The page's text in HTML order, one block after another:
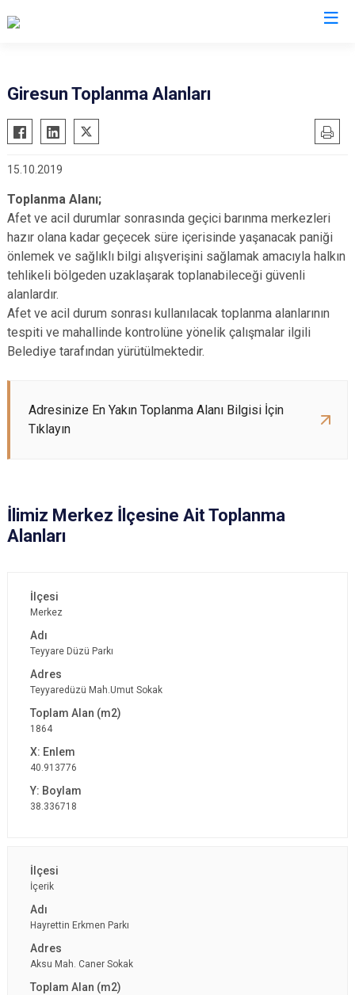
Giresun Toplanma Alanları
15.10.2019
Toplanma Alanı;
Afet ve acil durumlar sonrasında geçici barınma merkezleri
hazır olana kadar geçecek süre içerisinde yaşanacak paniği
önlemek ve sağlıklı bilgi alışverişini sağlamak amacıyla halkın
tehlikeli bölgeden uzaklaşarak toplanabileceği güvenli
alanlardır.
Afet ve acil durum sonrası kullanılacak toplanma alanlarının
tespiti ve mahallinde kontrolüne yönelik çalışmalar ilgili
Belediye tarafından yürütülmektedir.
Adresinize En Yakın Toplanma Alanı Bilgisi İçin
Tıklayın
İlimiz Merkez İlçesine Ait Toplanma
Alanları
Merkez
Teyyare Düzü Parkı
Teyyaredüzü Mah.Umut Sokak
1864
40.913776
38.336718
İçerik
Hayrettin Erkmen Parkı
Aksu Mah. Caner Sokak